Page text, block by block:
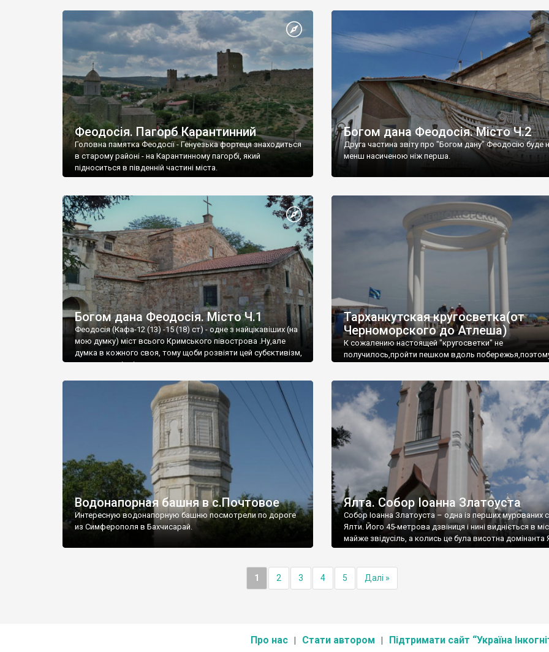
Феодосія. Пагорб Карантинний
Головна памятка Феодосії - Генуезька фортеця знаходиться
в старому районі - на Карантинному пагорбі, який
підноситься в південній частині міста.
Богом дана Феодосія. Місто Ч.2
Друга частина звіту про "Богом дану" Феодосію буде
менш насиченою ніж перша.
Богом дана Феодосія. Місто Ч.1
Феодосія (Кафа-12 (13) -15 (18) ст) - одне з найцікавіших (на
мою думку) міст всього Кримського півострова .Ну,але
думка в кожного своя, тому щоби розвіяти цей субєктивізм,
запрошую відвідати це
Тарханкутская кругосветка(от
Черноморского до Атлеша)
К сожалению настоящей "кругосветки" не
получилось,пройти пешком вдоль
Водонапорная башня в с.Почтовое
Интересную водонапорную башню посмотрели по дороге
из Симферополя в Бахчисарай.
Ялта. Собор Іоанна Златоуста
Собор Іоанна Златоуста – одна із перших мурованих
Ялти. Його 45-метрова дзвіниця і нині видніється в
майже звідусіль, а колись це була висотна домінанта
1 2 3 4 5 Далі »
Про нас Стати автором Підтримати сайт “Україна